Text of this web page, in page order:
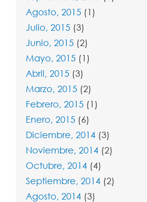
Agosto, 2015 (1)
Julio, 2015 (3)
Junio, 2015 (2)
Mayo, 2015 (1)
Abril, 2015 (3)
Marzo, 2015 (2)
Febrero, 2015 (1)
Enero, 2015 (6)
Diciembre, 2014 (3)
Noviembre, 2014 (2)
Octubre, 2014 (4)
Septiembre, 2014 (2)
Agosto, 2014 (3)